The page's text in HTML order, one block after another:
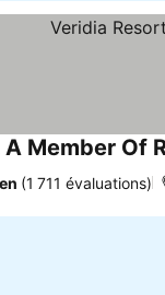
Member Of
(1 711 évaluations)